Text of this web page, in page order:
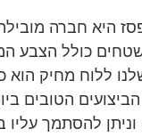
היא חברה
כולל הצבע
ללוח מחיק הוא
הטובים
להסתמך עליו